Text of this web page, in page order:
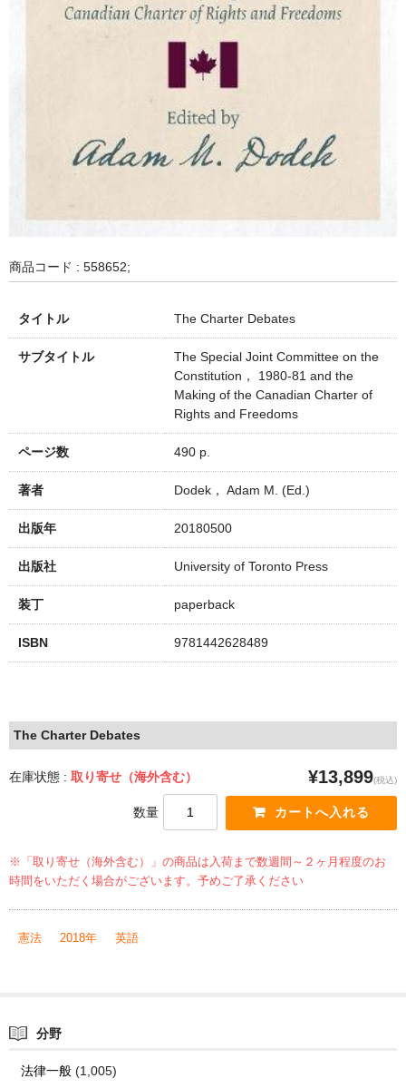
商品コード : 558652;
タイトル The Charter Debates
サブタイトル
The Special Joint Committee on the
Constitution， 1980-81 and the
Making of the Canadian Charter of
Rights and Freedoms
ページ数 490 p.
著者 Dodek， Adam M. (Ed.)
出版年 20180500
出版社 University of Toronto Press
装丁 paperback
ISBN 9781442628489
The Charter Debates
在庫状態 : 取り寄せ（海外含む） ¥13,899(税込)
数量
※「取り寄せ（海外含む）」の商品は入荷まで数週間～２ヶ月程度のお
時間をいただく場合がございます。予めご了承ください
憲法 2018年 英語
分野
法律一般(1,005)